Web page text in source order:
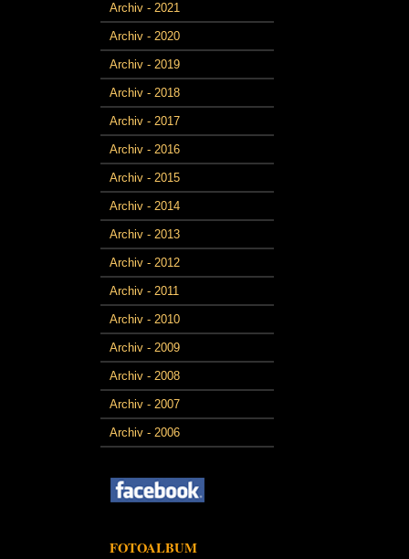
Archiv - 2021
Archiv - 2020
Archiv - 2019
Archiv - 2018
Archiv - 2017
Archiv - 2016
Archiv - 2015
Archiv - 2014
Archiv - 2013
Archiv - 2012
Archiv - 2011
Archiv - 2010
Archiv - 2009
Archiv - 2008
Archiv - 2007
Archiv - 2006
FOTOALBUM